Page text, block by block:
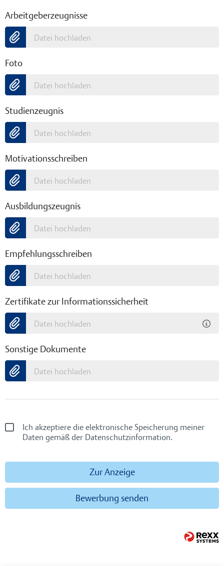
Arbeitgeberzeugnisse
Datei hochladen
Foto
Datei hochladen
Studienzeugnis
Datei hochladen
Motivationsschreiben
Datei hochladen
Ausbildungszeugnis
Datei hochladen
Empfehlungsschreiben
Datei hochladen
Zertifikate zur Informationssicherheit
Datei hochladen
Sonstige Dokumente
Datei hochladen
Ich akzeptiere die elektronische Speicherung meiner
Daten gemäß der Datenschutzinformation.
Zur Anzeige
Bewerbung senden